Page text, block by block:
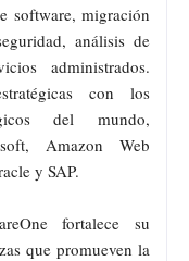
software, migración
análisis de
administrados.
con los
del mundo,
Amazon Web
y SAP.
fortalece su
que promueven la